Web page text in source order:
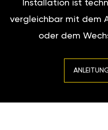
Installation ist
vergleichbar mit dem
oder dem